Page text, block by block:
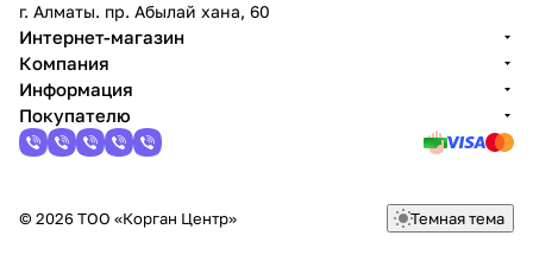
г. Алматы. пр. Абылай хана, 60
Интернет-магазин
Компания
Информация
Покупателю
© 2026 ТОО «Корган Центр» Темная тема